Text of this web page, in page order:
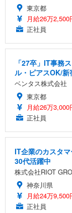
東京都
月給26万2,500
正社員
「27卒」IT事務
ル・ピアスOK/新
ベンタス株式会社
東京都
月給26万3,000
正社員
IT企業のカスタ
30代活躍中
株式会社RIOT
神奈川県
月給24万
正社員